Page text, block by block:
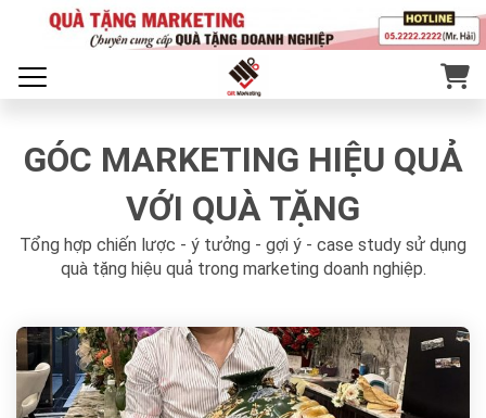
GÓC MARKETING HIỆU QUẢ
VỚI QUÀ TẶNG
Tổng hợp chiến lược - ý tưởng - gợi ý - case study sử dụng
quà tặng hiệu quả trong marketing doanh nghiệp.